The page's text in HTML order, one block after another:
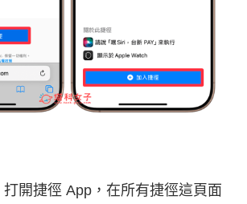
開捷徑 App，在所有捷徑這頁面